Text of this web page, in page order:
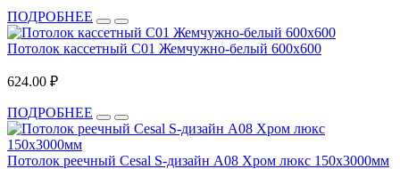
ПОДРОБНЕЕ
Потолок кассетный С01 Жемчужно-белый 600х600
624.00 ₽
ПОДРОБНЕЕ
Потолок реечный Cesal S-дизайн А08 Хром люкс 150х3000мм